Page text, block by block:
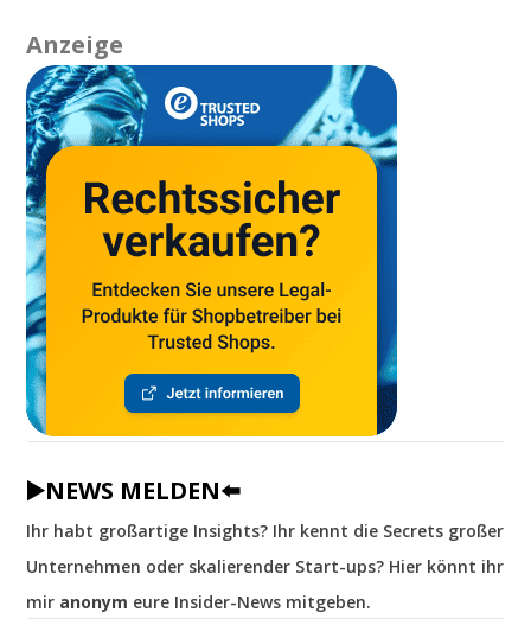
Anzeige
▶️NEWS MELDEN⬅️
Ihr habt großartige Insights? Ihr kennt die Secrets großer
Unternehmen oder skalierender Start-ups? Hier könnt ihr
mir anonym eure Insider-News mitgeben.